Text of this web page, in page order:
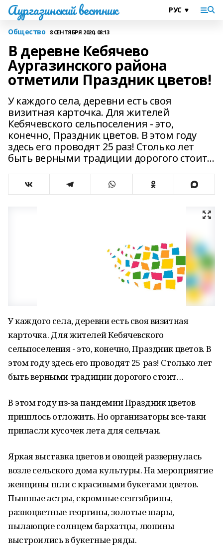
Аургазинский вестник
Общество 8 СЕНТЯБРЯ 2020, 08:13
В деревне Кебячево
Аургазинского района
отметили Праздник цветов!
У каждого села, деревни есть своя
визитная карточка. Для жителей
Кебячевского сельпоселения - это,
конечно, Праздник цветов. В этом году
здесь его проводят 25 раз! Столько лет
быть верными традиции дорогого стоит…
У каждого села, деревни есть своя визитная
карточка. Для жителей Кебячевского
сельпоселения - это, конечно, Праздник цветов. В
этом году здесь его проводят 25 раз! Столько лет
быть верными традиции дорогого стоит…
В этом году из-за пандемии Праздник цветов
пришлось отложить. Но организаторы все-таки
припасли кусочек лета для сельчан.
Яркая выставка цветов и овощей развернулась
возле сельского дома культуры. На мероприятие
женщины шли с красивыми букетами цветов.
Пышные астры, скромные сентябрины,
разноцветные георгины, золотые шары,
пылающие солнцем бархатцы, люпины
выстроились в букетные ряды.